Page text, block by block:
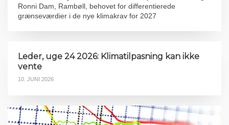
Ronni Dam, Rambøll, behovet for differentierede
grænseværdier i de nye klimakrav for 2027
Leder, uge 24 2026: Klimatilpasning kan ikke
vente
10. JUNI 2026